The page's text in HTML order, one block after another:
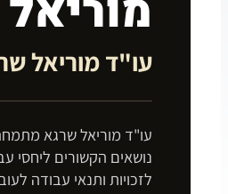
עו"ד מוריאל
עו"ד מוריאל שרגא מתמחה
נושאים הקשורים ליחסי
לזכויות ותנאי עבודה